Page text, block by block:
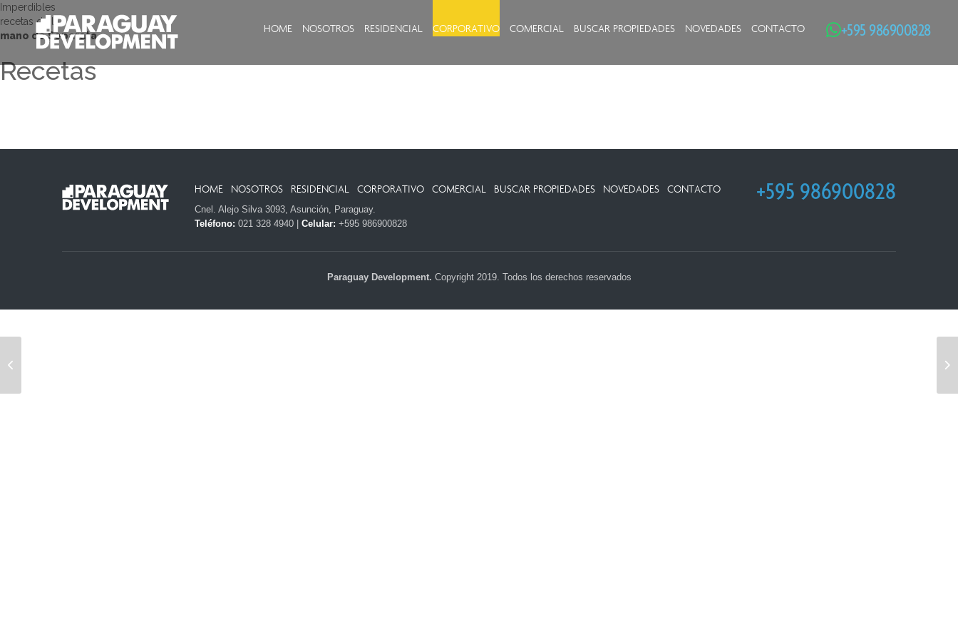
HOME NOSOTROS RESIDENCIAL CORPORATIVO COMERCIAL BUSCAR PROPIEDADES NOVEDADES CONTACTO +595 986900828
Imperdibles
recetas de la
mano de Separata
Recetas
HOME NOSOTROS RESIDENCIAL CORPORATIVO COMERCIAL BUSCAR PROPIEDADES NOVEDADES
CONTACTO
Cnel. Alejo Silva 3093, Asunción, Paraguay.
Teléfono: 021 328 4940 | Celular: +595 986900828
+595 986900828
Paraguay Development. Copyright 2019. Todos los derechos reservados